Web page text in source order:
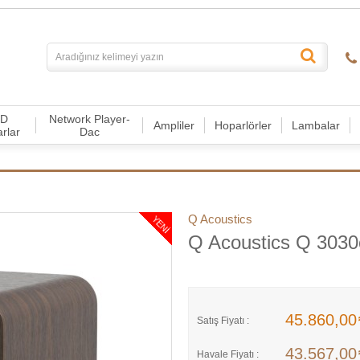
Network Player-
Dac
Ampliler Hoparlörler Lambalar
YENI Q Acoustics
Q Acoustics Q
Satış Fiyatı :
Havale Fiyatı :